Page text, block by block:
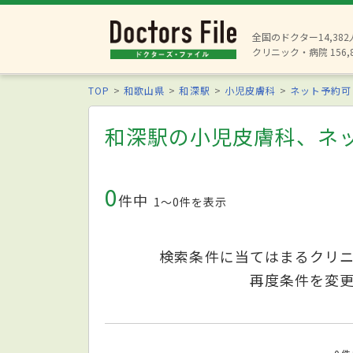
全国のドクター14,382
クリニック・病院
TOP 和歌山県 和深駅 小児皮膚科 ネット予約可
和深駅の小児皮膚科、ネ
0件中 1〜0件を表示
検索条件に当てはまるクリ
再度条件を変